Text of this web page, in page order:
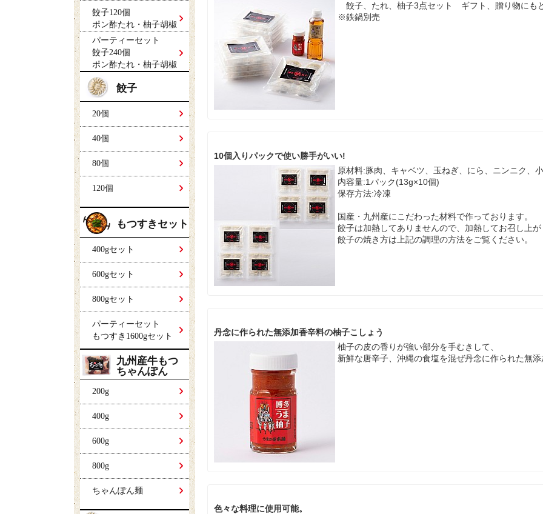
餃子120個
ポン酢たれ・柚子胡椒
パーティーセット
餃子240個
ポン酢たれ・柚子胡椒
餃子
20個
40個
80個
120個
もつすきセット
400gセット
600gセット
800gセット
パーティーセット
もつすき1600gセット
九州産牛もつ
ちゃんぽん
200g
400g
600g
800g
ちゃんぽん麺
餃子、たれ、柚子3点セット ギフト、贈り物に
※鉄鍋別売
10個入りパックで使い勝手がいい!
原材料:豚肉、キャベツ、玉ねぎ、にら、ニンニク、
内容量:1パック(13g×10個)
保存方法:冷凍
国産・九州産にこだわった材料で作っております。
餃子は加熱してありませんので、加熱してお召し上
餃子の焼き方は上記の調理の方法をご覧ください。
丹念に作られた無添加香辛料の柚子こしょう
柚子の皮の香りが強い部分を手むきして、
新鮮な唐辛子、沖縄の食塩を混ぜ丹念に作られた無
色々な料理に使用可能。